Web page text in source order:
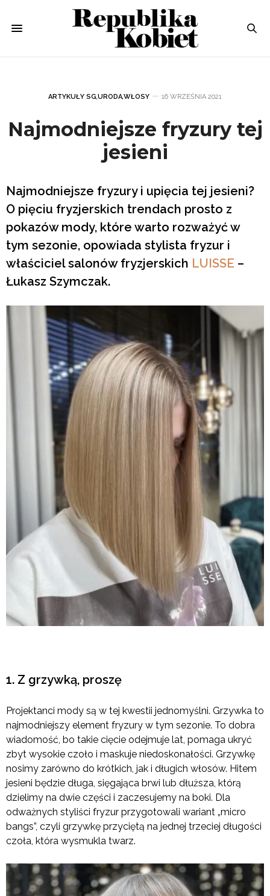
ARTYKUŁY SG,URODA,WŁOSY 16 WRZEŚNIA 2021
Najmodniejsze fryzury tej
jesieni
Najmodniejsze fryzury i upięcia tej jesieni?
O pięciu fryzjerskich trendach prosto z
pokazów mody, które warto rozważyć w
tym sezonie, opowiada stylista fryzur i
właściciel salonów fryzjerskich LUISSE –
Łukasz Szymczak.
1. Z grzywką, proszę
Projektanci mody są w tej kwestii jednomyślni. Grzywka to
najmodniejszy element fryzury w tym sezonie. To dobra
wiadomość, bo takie cięcie odejmuje lat, pomaga ukryć
zbyt wysokie czoło i maskuje niedoskonałości. Grzywkę
nosimy zarówno do krótkich, jak i długich włosów. Hitem
jesieni będzie długa, sięgająca brwi lub dłuższa, którą
dzielimy na dwie części i zaczesujemy na boki. Dla
odważnych styliści fryzur przygotowali wariant „micro
bangs”, czyli grzywkę przyciętą na jednej trzeciej długości
czoła, która wysmukla twarz.